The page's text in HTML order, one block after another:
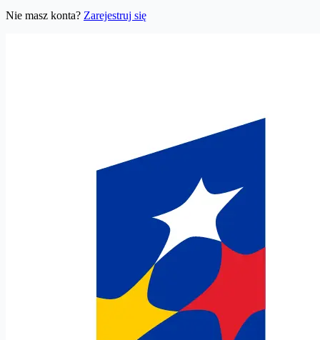
Nie masz konta? Zarejestruj się